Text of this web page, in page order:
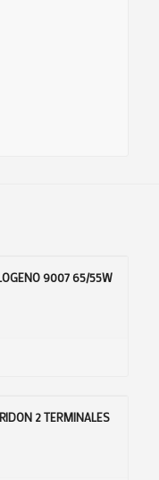
9007 65/55W
2 TERMINALES